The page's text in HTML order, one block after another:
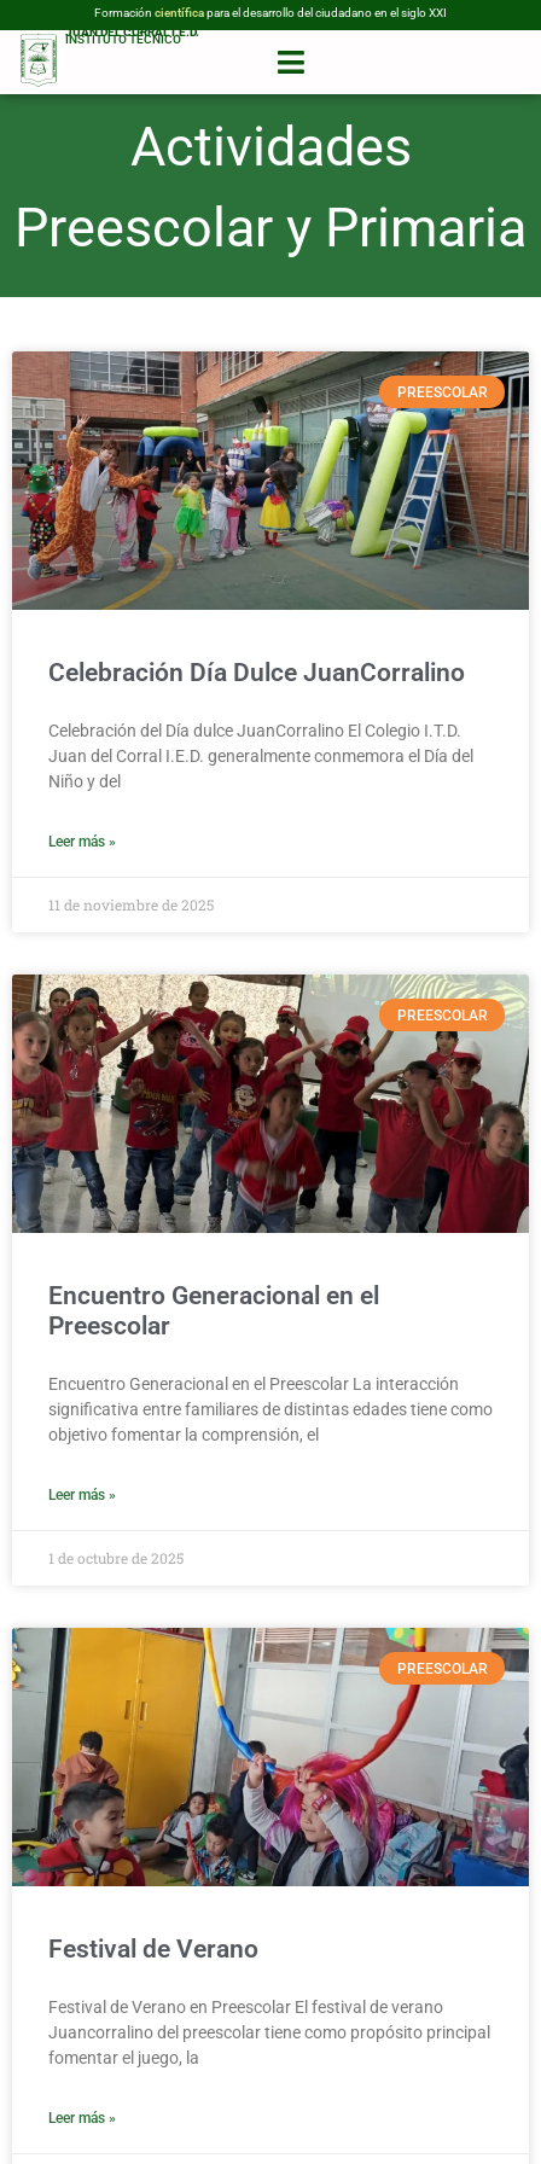
Formación
científica
tecnológicapara el desarrollo del ciudadano en el siglo XXI
INSTITUTO TÉCNICO
JUAN DEL CORRAL I.E.D.
Actividades
Preescolar y Primaria
PREESCOLAR
Celebración Día Dulce JuanCorralino
Celebración del Día dulce JuanCorralino El Colegio I.T.D.
Juan del Corral I.E.D. generalmente conmemora el Día del
Niño y del
Leer más »
11 de noviembre de 2025
PREESCOLAR
Encuentro Generacional en el
Preescolar
Encuentro Generacional en el Preescolar La interacción
significativa entre familiares de distintas edades tiene como
objetivo fomentar la comprensión, el
Leer más »
1 de octubre de 2025
PREESCOLAR
Festival de Verano
Festival de Verano en Preescolar El festival de verano
Juancorralino del preescolar tiene como propósito principal
fomentar el juego, la
Leer más »